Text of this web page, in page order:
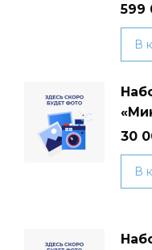
599
В
30
В